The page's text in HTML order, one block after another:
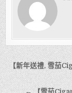
文
章
【新年送禮, 雪茄